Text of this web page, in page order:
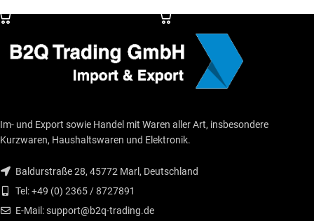
Im- und Export sowie Handel mit Waren aller Art, insbesondere
Kurzwaren, Haushaltswaren und Elektronik.
Baldurstraße 28, 45772 Marl, Deutschland
Tel: +49 (0) 2365 / 8727891
E-Mail: support@b2q-trading.de